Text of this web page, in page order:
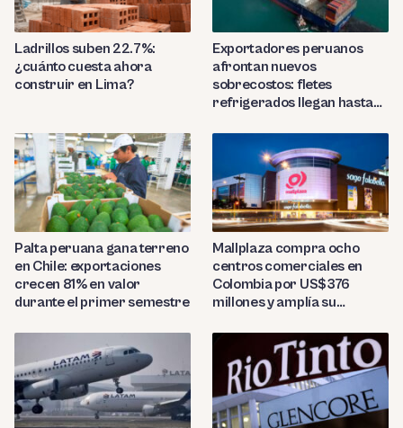
Ladrillos suben 22.7%:
¿cuánto cuesta ahora
construir en Lima?
Exportadores peruanos
afrontan nuevos
sobrecostos: fletes
refrigerados llegan hasta
Palta peruana gana terreno
en Chile: exportaciones
crecen 81% en valor
durante el primer semestre
Mallplaza compra ocho
centros comerciales en
Colombia por US$376
millones y amplía su